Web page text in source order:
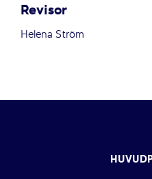
Revisor
Helena Ström